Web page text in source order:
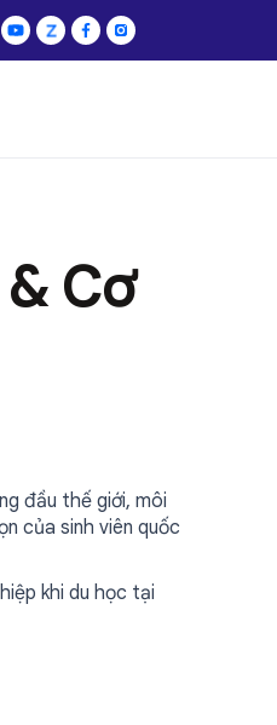
Cơ
đầu thế giới, môi
của sinh viên quốc
khi du học tại